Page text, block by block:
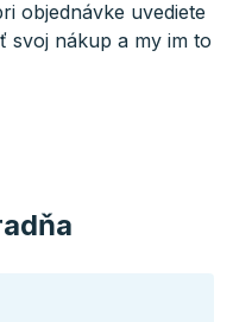
objednávke uvediete
svoj nákup a my im to